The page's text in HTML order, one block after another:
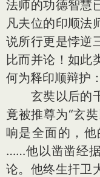
法师的功德智慧
凡夫位的印顺法
说所行更是悖逆
比而并论！如此
何为释印顺辩护：
玄奘以后的千
竟被推尊为“玄
响是全面的，他
……他以凿凿经
论。他终生扞卫